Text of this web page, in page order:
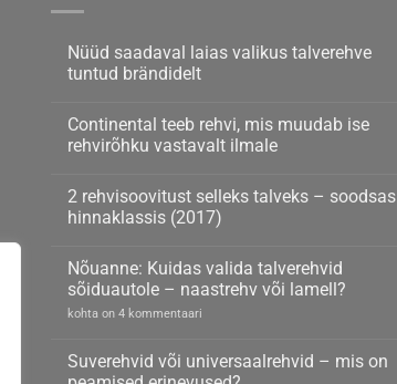
Nüüd saadaval laias valikus talverehve
tuntud brändidelt
laias
valikus
talverehve
ei
ole
Continental teeb rehvi, mis muudab ise
rehvirõhku vastavalt ilmale
rehvi,
mis
muudab
vastavalt
ilmale
ei
ole
2 rehvisoovitust selleks talveks – soodsas
hinnaklassis (2017)
selleks
talveks
–
soodsas
ei
ole
Nõuanne: Kuidas valida talverehvid
sõiduautole – naastrehv või lamell?
Nõuanne:
talverehvid
sõiduautole
kohta on 4 kommentaari
Suverehvid või universaalrehvid – mis on